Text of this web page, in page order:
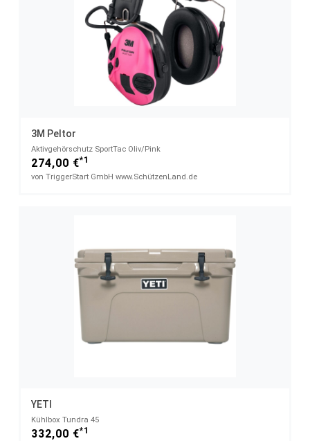
3M Peltor
Aktivgehörschutz SportTac Oliv/Pink
274,00 €*1
von TriggerStart GmbH www.SchützenLand.de
YETI
Kühlbox Tundra 45
332,00 €*1